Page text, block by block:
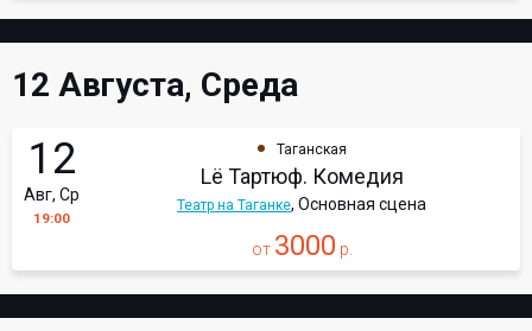
12 Августа, Среда
12
Авг, Ср
19:00
Таганская
Lё Тартюф. Комедия
Театр на Таганке, Основная сцена
от 3000 р.